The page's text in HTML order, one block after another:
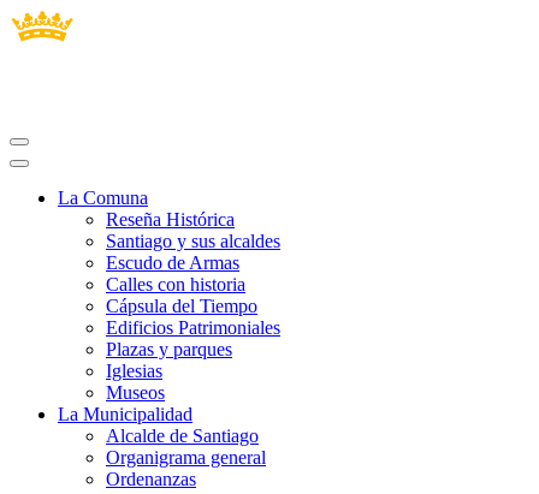
La Comuna
Reseña Histórica
Santiago y sus alcaldes
Escudo de Armas
Calles con historia
Cápsula del Tiempo
Edificios Patrimoniales
Plazas y parques
Iglesias
Museos
La Municipalidad
Alcalde de Santiago
Organigrama general
Ordenanzas